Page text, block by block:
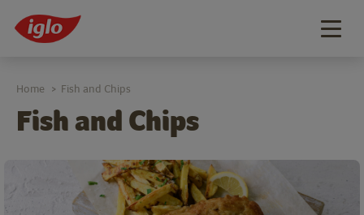
Fish and Chips
Home > Fish and Chips